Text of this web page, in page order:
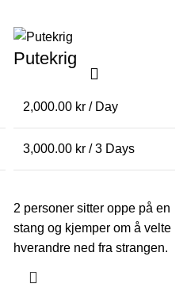
Putekrig
2,000.00 kr / Day
3,000.00 kr / 3 Days
2 personer sitter oppe på en
stang og kjemper om å velte
hverandre ned fra strangen.